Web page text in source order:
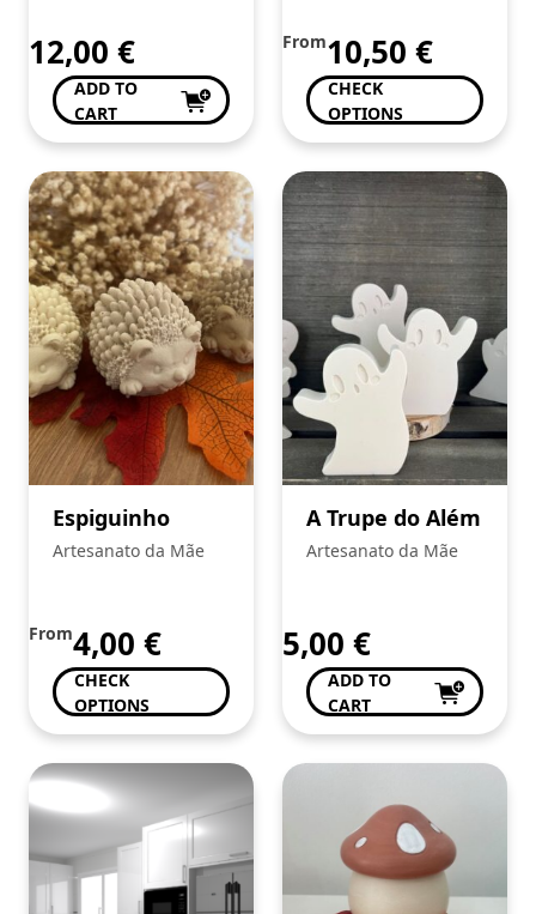
12,00 €
ADD TO
CART
From10,50 €
CHECK
OPTIONS
Espiguinho
Artesanato da Mãe
From4,00 €
CHECK
OPTIONS
A Trupe do Além
Artesanato da Mãe
5,00 €
ADD TO
CART